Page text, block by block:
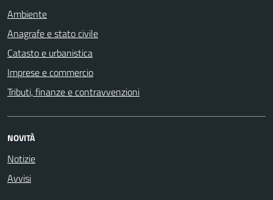
Ambiente
Anagrafe e stato civile
Catasto e urbanistica
Imprese e commercio
Tributi, finanze e contravvenzioni
NOVITÀ
Notizie
Avvisi